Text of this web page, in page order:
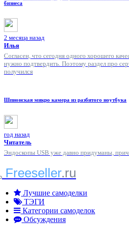
бизнеса
2 месяца назад
Илья
Согласен, что сегодня одного хорошего
нужно подтвердить. Поэтому раздел про
получился
Шпионская микро камера из разбитого ноутбука
год назад
Читатель
Эндоскопы USB уже давно придуманы,
Freeseller.ru
Лучшие самоделки
ТЭГИ
Категории самоделок
Обсуждения